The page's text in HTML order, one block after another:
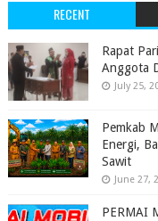
RECENT
‎Rapat
Anggota
July 25,
Pemkab
Energi,
Sawit
June 27,
PERMAI